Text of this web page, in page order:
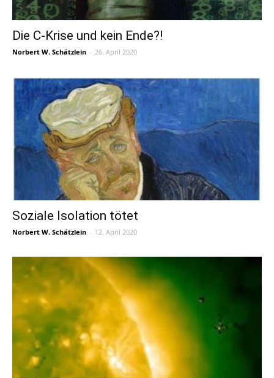
Die C-Krise und kein Ende?!
Norbert W. Schätzlein - 26. April 2020
Soziale Isolation tötet
Norbert W. Schätzlein - 12. April 2020